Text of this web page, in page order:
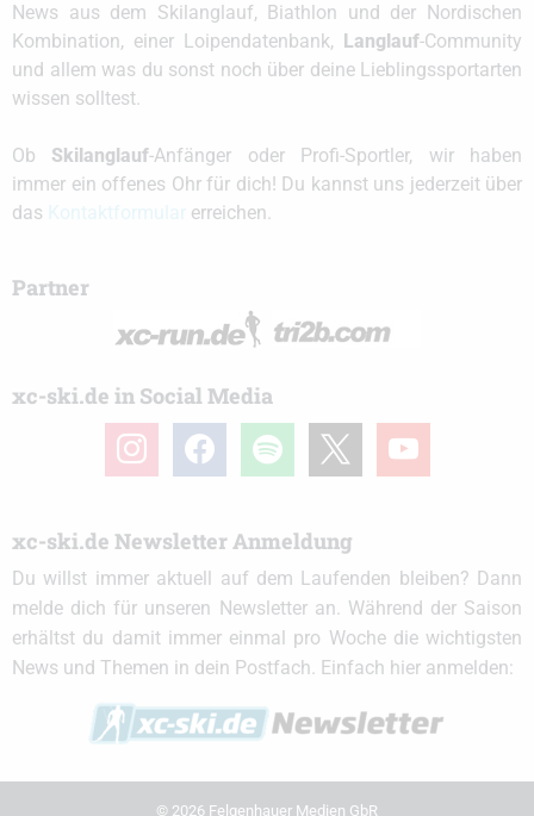
News aus dem Skilanglauf, Biathlon und der Nordischen
Kombination, einer Loipendatenbank, Langlauf-Community
und allem was du sonst noch über deine Lieblingssportarten
wissen solltest.
Ob Skilanglauf-Anfänger oder Profi-Sportler, wir haben
immer ein offenes Ohr für dich! Du kannst uns jederzeit über
das
erreichen.
Partner
xc-ski.de in Social Media
instagramfacebook spotify youtube
xc-ski.de Newsletter Anmeldung
Du willst immer aktuell auf dem Laufenden bleiben? Dann
melde dich für unseren Newsletter an. Während der Saison
erhältst du damit immer einmal pro Woche die wichtigsten
News und Themen in dein Postfach. Einfach hier anmelden:
© 2026 Felgenhauer Medien GbR